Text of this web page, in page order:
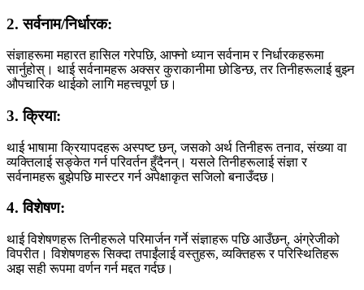
2. सर्वनाम/निर्धारक:
संज्ञाहरूमा महारत हासिल गरेपछि, आफ्नो ध्यान सर्वनाम र निर्धारकहरूमा
सार्नुहोस्। थाई सर्वनामहरू अक्सर कुराकानीमा छोडिन्छ, तर तिनीहरूलाई बुझ्न
औपचारिक थाईको लागि महत्त्वपूर्ण छ।
3. क्रिया:
थाई भाषामा क्रियापदहरू अस्पष्ट छन्, जसको अर्थ तिनीहरू तनाव, संख्या वा
व्यक्तिलाई सङ्केत गर्न परिवर्तन हुँदैनन्। यसले तिनीहरूलाई संज्ञा र
सर्वनामहरू बुझेपछि मास्टर गर्न अपेक्षाकृत सजिलो बनाउँदछ।
4. विशेषण:
थाई विशेषणहरू तिनीहरूले परिमार्जन गर्ने संज्ञाहरू पछि आउँछन्, अंग्रेजीको
विपरीत। विशेषणहरू सिक्दा तपाईंलाई वस्तुहरू, व्यक्तिहरू र परिस्थितिहरू
अझ सही रूपमा वर्णन गर्न मद्दत गर्दछ।